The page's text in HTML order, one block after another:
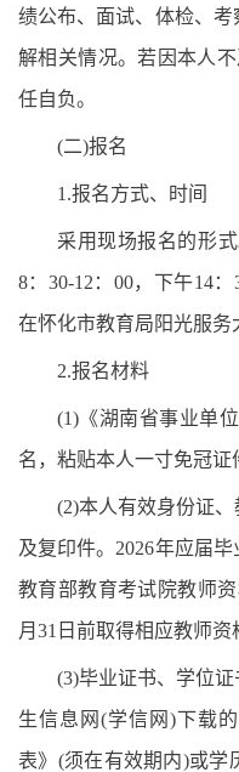
绩公布、面试、体检、
解相关情况。若因本人
任自负。
(二)报名
1.报名方式、时间
采用现场报名的形
8：30-12：00，下午14
在怀化市教育局阳光服务
2.报名材料
(1)《湖南省事业单
名，粘贴本人一寸免冠证
(2)本人有效身份证
及复印件。2026年应届
教育部教育考试院教师
月31日前取得相应教师资
(3)毕业证书、学位
生信息网(学信网)下载
表》(须在有效期内)或学